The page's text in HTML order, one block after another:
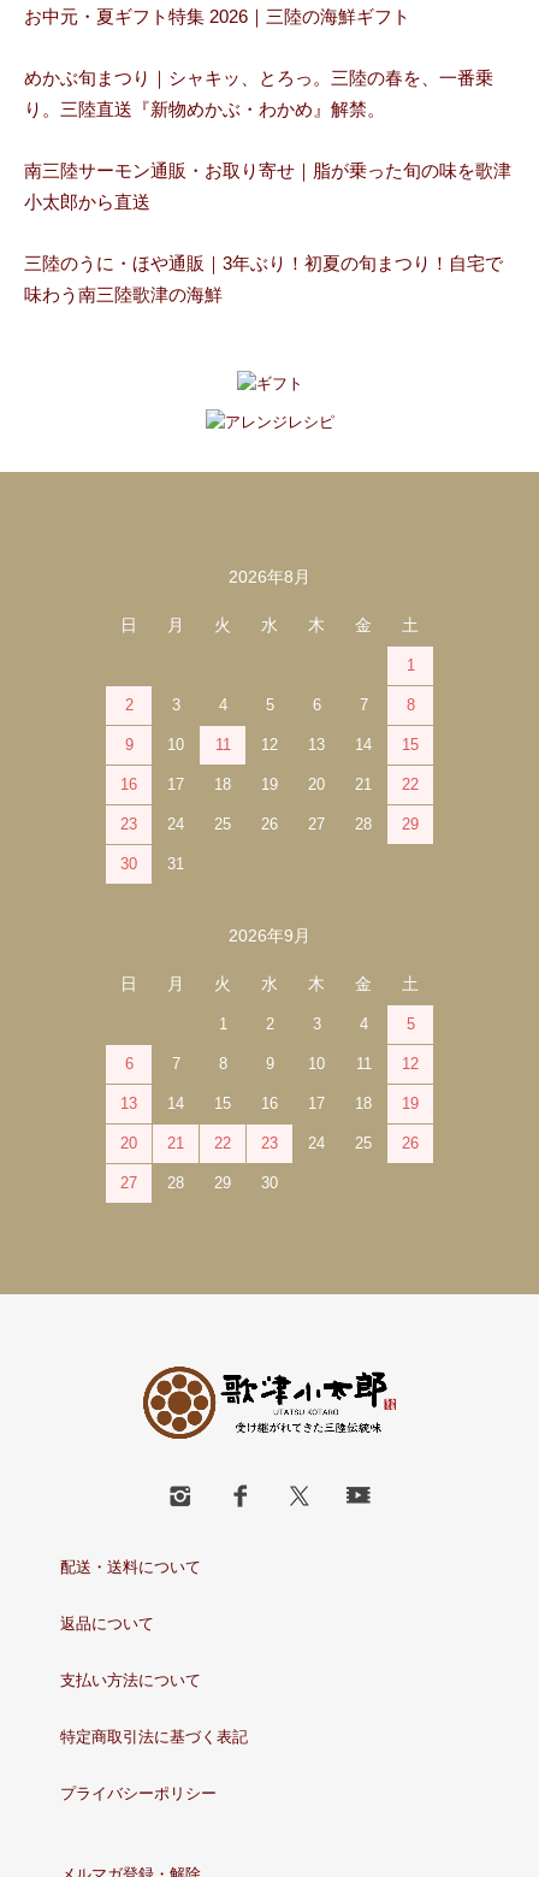
お中元・夏ギフト特集 2026｜三陸の海鮮ギフト
めかぶ旬まつり｜シャキッ、とろっ。三陸の春を、一番乗
り。三陸直送『新物めかぶ・わかめ』解禁。
南三陸サーモン通販・お取り寄せ｜脂が乗った旬の味を歌津
小太郎から直送
三陸のうに・ほや通販｜3年ぶり！初夏の旬まつり！自宅で
味わう南三陸歌津の海鮮
2026年8月
日 月 火 水 木 金 土
1
2 3 4 5 6 7 8
9 10 11 12 13 14 15
16 17 18 19 20 21 22
23 24 25 26 27 28 29
30 31
2026年9月
日 月 火 水 木 金 土
1 2 3 4 5
6 7 8 9 10 11 12
13 14 15 16 17 18 19
20 21 22 23 24 25 26
27 28 29 30
配送・送料について
返品について
支払い方法について
特定商取引法に基づく表記
プライバシーポリシー